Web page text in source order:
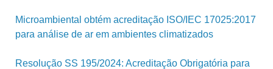
Microambiental obtém acreditação ISO/IEC 17025:2017
para análise de ar em ambientes climatizados
Resolução SS 195/2024: Acreditação Obrigatória para